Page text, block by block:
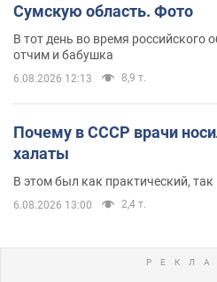
Сумскую область. Фото
В тот день во время российского
отчим и бабушка
6.08.2026 12:13 8,9 т.
Почему в СССР врачи
халаты
В этом был как практический,
6.08.2026 13:00 2,4 т.